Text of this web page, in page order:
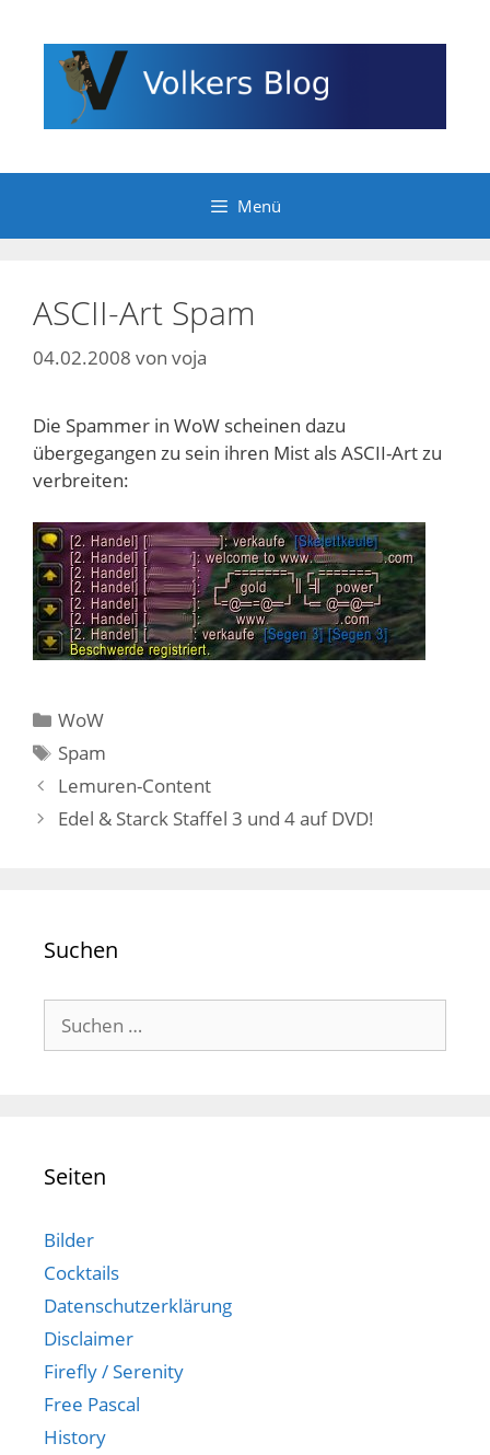
Inhalt
springen
Menü
ASCII-Art Spam
04.02.2008 von voja
Die Spammer in WoW scheinen dazu
übergegangen zu sein ihren Mist als ASCII-Art zu
verbreiten:
Kategorien
WoW
Schlagwörter
Spam
Lemuren-Content
Edel & Starck Staffel 3 und 4 auf DVD!
Suchen
nach:
Seiten
Bilder
Cocktails
Datenschutzerklärung
Disclaimer
Firefly / Serenity
Free Pascal
History